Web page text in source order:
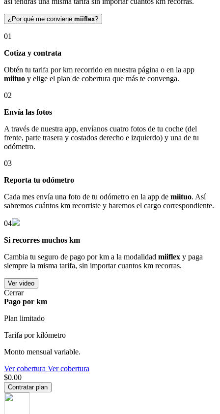
¿Por qué me conviene miiflex?
01
Cotiza y contrata
Obtén tu tarifa por km recorrido en nuestra página o en la app
miituo y elige el plan de cobertura que más te convenga.
02
Envía las fotos
A través de nuestra app, envíanos cuatro fotos de tu coche (del
frente, parte trasera y costados derecho e izquierdo) y una de tu
odómetro.
03
Reporta tu odómetro
Cada mes envía una foto de tu odómetro en la app de miituo. Así
sabremos cuántos km recorriste y haremos el cargo correspondiente.
04
Si recorres muchos km
Cambia tu seguro de pago por km a la modalidad miiflex y paga
siempre la misma tarifa, sin importar cuantos km recorras.
Ver video
Cerrar
Pago por km
Plan limitado
Tarifa por kilómetro
Monto mensual variable.
Ver cobertura Ver cobertura
$0.00
Contratar plan